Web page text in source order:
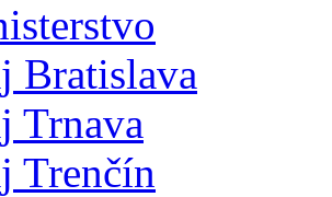
Bratislava
Trnava
Trenčín